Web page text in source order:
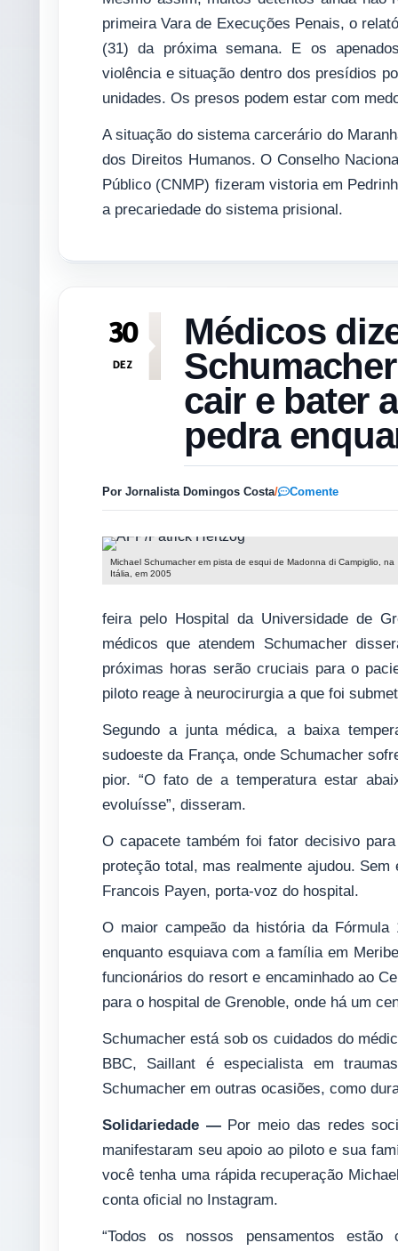
primeira Vara de Execuções Penais, o
(31) da próxima semana. E os
violência e situação dentro dos presídios
unidades. Os presos podem estar com
A situação do sistema carcerário do
dos Direitos Humanos. O Conselho
Público (CNMP) fizeram vistoria em
a precariedade do sistema prisional.
30
DEZ
Médicos
cair e bater
pedra
Por Jornalista Domingos Costa/ Comente
Michael Schumacher em pista de esqui de Madonna di Campiglio, na
Itália, em 2005
feira pelo Hospital da Universidade de
médicos que atendem Schumacher
próximas horas serão cruciais para o
piloto reage à neurocirurgia a que foi
Segundo a junta médica, a baixa
sudoeste da França, onde Schumacher
pior. “O fato de a temperatura estar
evoluísse”, disseram.
O capacete também foi fator decisivo
proteção total, mas realmente ajudou.
Francois Payen, porta-voz do hospital.
O maior campeão da história da
enquanto esquiava com a família em
funcionários do resort e encaminhado ao
para o hospital de Grenoble, onde há um
Schumacher está sob os cuidados do
BBC, Saillant é especialista em
Schumacher em outras ocasiões, como
Solidariedade —Por meio das redes
manifestaram seu apoio ao piloto e sua
você tenha uma rápida recuperação
conta oficial no Instagram.
“Todos os nossos pensamentos